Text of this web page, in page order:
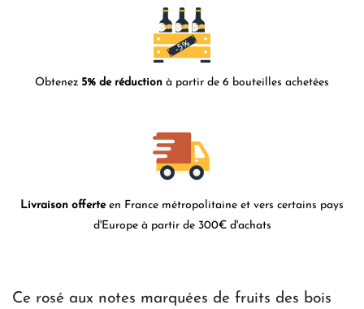
Obtenez 5% de réduction à partir de 6 bouteilles achetées
Livraison offerteen France métropolitaine et vers certains pays
d'Europe à partir de 300€ d'achats
Ce rosé aux notes marquées de fruits des bois